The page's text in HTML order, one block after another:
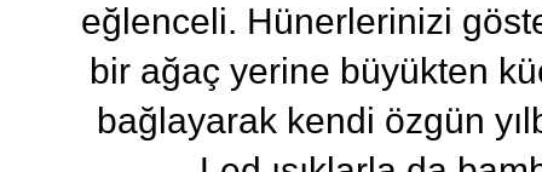
eğlenceli. Hünerlerinizi
bir ağaç yerine büyükten
bağlayarak kendi özgün